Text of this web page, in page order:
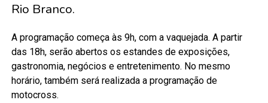
Rio Branco.
A programação começa às 9h, com a vaquejada. A partir
das 18h, serão abertos os estandes de exposições,
gastronomia, negócios e entretenimento. No mesmo
horário, também será realizada a programação de
motocross.